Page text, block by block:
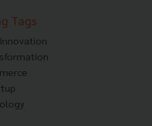
Tags